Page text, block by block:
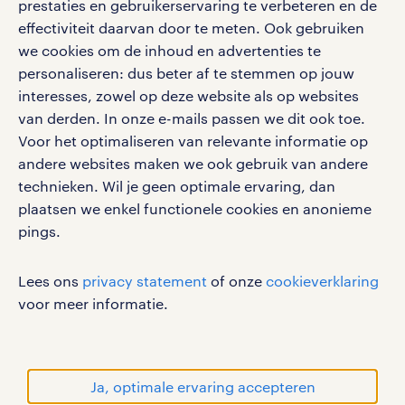
prestaties en gebruikerservaring te verbeteren en de
effectiviteit daarvan door te meten. Ook gebruiken
we cookies om de inhoud en advertenties te
personaliseren: dus beter af te stemmen op jouw
interesses, zowel op deze website als op websites
van derden. In onze e-mails passen we dit ook toe.
Voor het optimaliseren van relevante informatie op
andere websites maken we ook gebruik van andere
technieken. Wil je geen optimale ervaring, dan
plaatsen we enkel functionele cookies en anonieme
pings.
Lees ons privacy statement of onze cookieverklaring
voor meer informatie.
Ja, optimale ervaring accepteren
Volg ons voor de leukste content omtrent
vacatures, solliciteren en inspiratie.
werken bij randstad
gebruikersvoorwaarden
privacystatement
cookies
handelsmerken van Randstad N.V.